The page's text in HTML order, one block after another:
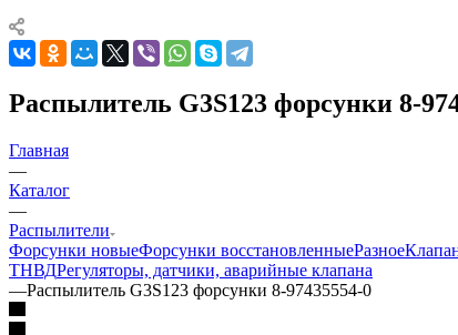
Распылитель G3S123 форсунки 8-
Главная
—
Каталог
—
Распылители
Форсунки новыеФорсунки восстановленныеРазное
ТНВДРегуляторы, датчики, аварийные клапана
—Распылитель G3S123 форсунки 8-97435554-0